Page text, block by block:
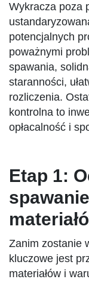
Wykracza poza
potencjalnych
poważnymi
spawania,
staranności,
rozliczenia.
kontrolna to
opłacalność i
Etap 1:
Zanim zostanie
kluczowe jest
materiałów i